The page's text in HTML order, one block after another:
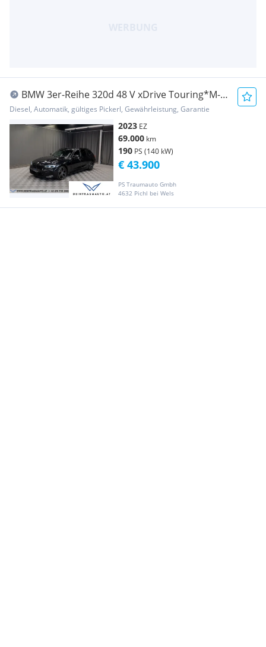
BMW 3er-Reihe 320d 48 V xDrive Touring*M-
SPORT*1-BESITZ*H&K*H...
Diesel, Automatik, gültiges Pickerl, Gewährleistung, Garantie
2023 EZ
69.000 km
190 PS (140 kW)
PS Traumauto Gmbh
4632 Pichl bei Wels
€ 43.900